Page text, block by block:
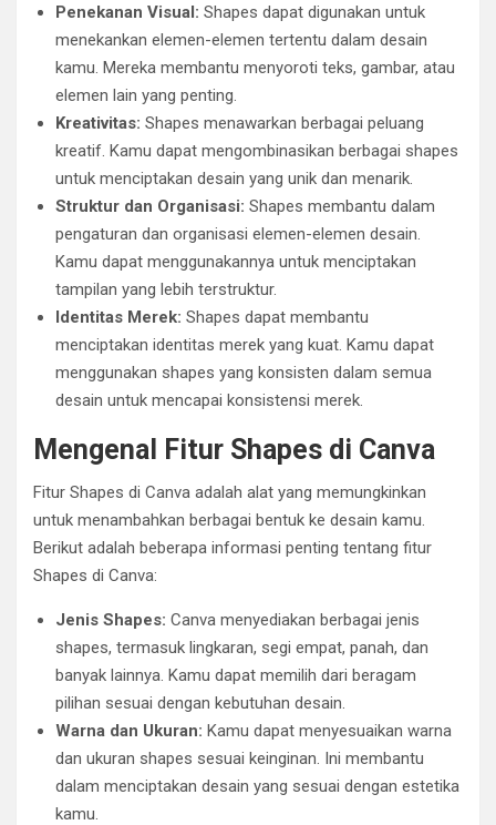
Penekanan Visual: Shapes dapat digunakan untuk
menekankan elemen-elemen tertentu dalam desain
kamu. Mereka membantu menyoroti teks, gambar, atau
elemen lain yang penting.
Kreativitas: Shapes menawarkan berbagai peluang
kreatif. Kamu dapat mengombinasikan berbagai shapes
untuk menciptakan desain yang unik dan menarik.
Struktur dan Organisasi: Shapes membantu dalam
pengaturan dan organisasi elemen-elemen desain.
Kamu dapat menggunakannya untuk menciptakan
tampilan yang lebih terstruktur.
Identitas Merek: Shapes dapat membantu
menciptakan identitas merek yang kuat. Kamu dapat
menggunakan shapes yang konsisten dalam semua
desain untuk mencapai konsistensi merek.
Mengenal Fitur Shapes di Canva
Fitur Shapes di Canva adalah alat yang memungkinkan
untuk menambahkan berbagai bentuk ke desain kamu.
Berikut adalah beberapa informasi penting tentang fitur
Shapes di Canva:
Jenis Shapes: Canva menyediakan berbagai jenis
shapes, termasuk lingkaran, segi empat, panah, dan
banyak lainnya. Kamu dapat memilih dari beragam
pilihan sesuai dengan kebutuhan desain.
Warna dan Ukuran: Kamu dapat menyesuaikan warna
dan ukuran shapes sesuai keinginan. Ini membantu
dalam menciptakan desain yang sesuai dengan estetika
kamu.